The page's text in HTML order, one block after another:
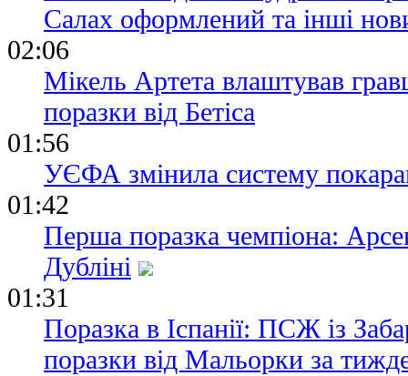
Салах оформлений та інші
02:06
Мікель Артета влаштував
поразки від Бетіса
01:56
УЄФА змінила систему
01:42
Перша поразка чемпіона:
Дубліні
01:31
Поразка в Іспанії: ПСЖ із
поразки від Мальорки за